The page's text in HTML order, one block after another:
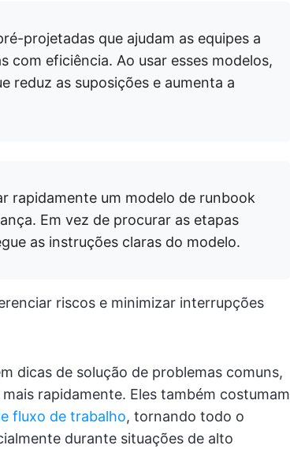
projetadas que ajudam as equipes a
com eficiência. Ao usar esses modelos,
reduz as suposições e aumenta a
rapidamente um modelo de runbook
Em vez de procurar as etapas
as instruções claras do modelo.
riscos e minimizar interrupções
dicas de solução de problemas comuns,
rapidamente. Eles também costumam
fluxo de trabalho, tornando todo o
durante situações de alto